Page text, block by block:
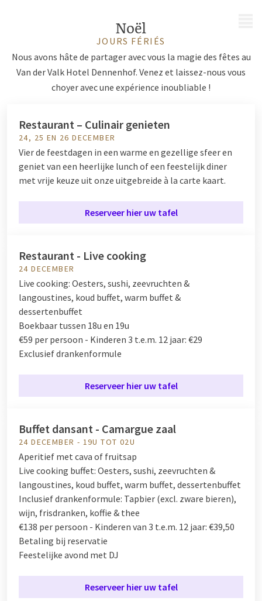
Noël
JOURS FÉRIÉS
Nous avons hâte de partager avec vous la magie des fêtes au
Van der Valk Hotel Dennenhof. Venez et laissez-nous vous
choyer avec une expérience inoubliable !
Restaurant – Culinair genieten
24, 25 EN 26 DECEMBER
Vier de feestdagen in een warme en gezellige sfeer en
geniet van een heerlijke lunch of een feestelijk diner
met vrije keuze uit onze uitgebreide à la carte kaart.
Reserveer hier uw tafel
Restaurant - Live cooking
24 DECEMBER
Live cooking: Oesters, sushi, zeevruchten &
langoustines, koud buffet, warm buffet &
dessertenbuffet
Boekbaar tussen 18u en 19u
€59 per persoon - Kinderen 3 t.e.m. 12 jaar: €29
Exclusief drankenformule
Reserveer hier uw tafel
Buffet dansant - Camargue zaal
24 DECEMBER - 19U TOT 02U
Aperitief met cava of fruitsap
Live cooking buffet: Oesters, sushi, zeevruchten &
langoustines, koud buffet, warm buffet, dessertenbuffet
Inclusief drankenformule: Tapbier (excl. zware bieren),
wijn, frisdranken, koffie & thee
€138 per persoon - Kinderen van 3 t.e.m. 12 jaar: €39,50
Betaling bij reservatie
Feestelijke avond met DJ
Reserveer hier uw tafel